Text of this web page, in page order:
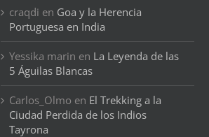
craqdi en Goa y la Herencia
Portuguesa en India
Yessika marin en La Leyenda de las
5 Águilas Blancas
Carlos_Olmo en El Trekking a la
Ciudad Perdida de los Indios
Tayrona